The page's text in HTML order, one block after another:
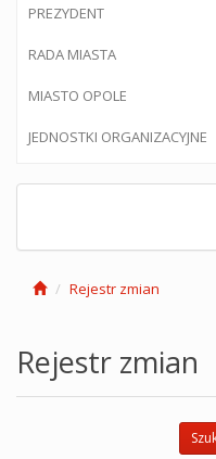
PREZYDENT
RADA MIASTA
MIASTO OPOLE
JEDNOSTKI ORGANIZACYJNE
Rejestr zmian
Rejestr zmian